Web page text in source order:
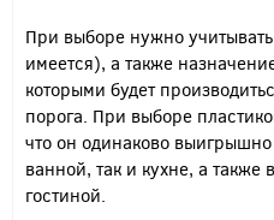
При выборе нужно
имеется), а также
которыми будет
порога. При выборе
что он одинаково выигрышно
ванной, так и кухне, а
гостиной.